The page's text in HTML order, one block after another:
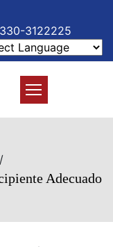
3122225
/
Adecuado